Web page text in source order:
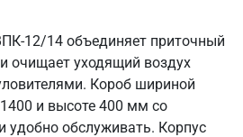
12/14 объединяет приточный
очищает уходящий воздух
Короб шириной
и высоте 400 мм со
обслуживать. Корпус